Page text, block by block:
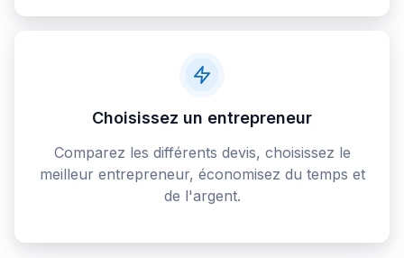
Choisissez un entrepreneur
Comparez les différents devis, choisissez le
meilleur entrepreneur, économisez du temps et
de l'argent.